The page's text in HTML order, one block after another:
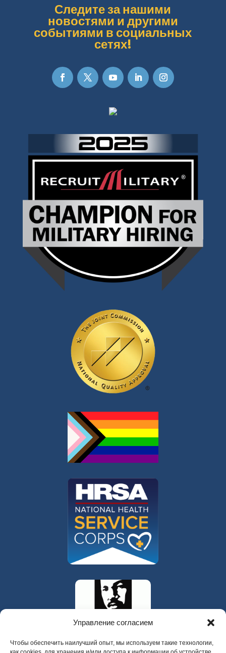
Управление согласием
Чтобы обеспечить наилучший опыт, мы используем такие технологии,
Следите за нашими
новостями и другими
событиями в социальных
сетях!